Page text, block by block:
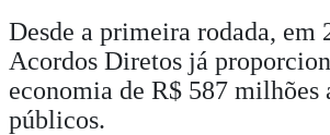
Desde a primeira rodada, em
Acordos Diretos já
economia de R$ 587 milhões
públicos.